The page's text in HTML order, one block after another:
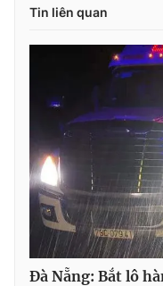
Tin liên quan
Đà Nẵng: Bắt lô